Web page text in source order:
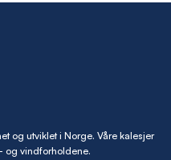
og utviklet i Norge. Våre kalesjer
og vindforholdene.